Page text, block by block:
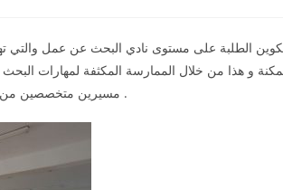
8 ماي 2022 على الساعة 9.00 عملية تكوين الطلبة على مستوى نادي
و هذا من خلال الممارسة المكثفة لمهارات
مسيرين متخصصين من الوكالة الوطنية للتشغيل فرع تبسة .